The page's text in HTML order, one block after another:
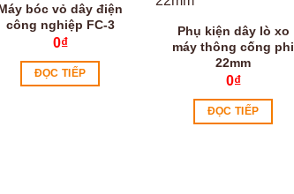
bóc vỏ dây điện
công nghiệp FC-3
0₫
ĐỌC TIẾP
Phụ kiện dây lò xo
máy thông cống phi
22mm
0₫
ĐỌC TIẾP